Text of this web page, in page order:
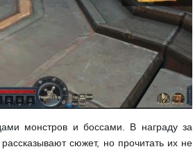
монстров и боссами. В награду за
сюжет, но прочитать их не